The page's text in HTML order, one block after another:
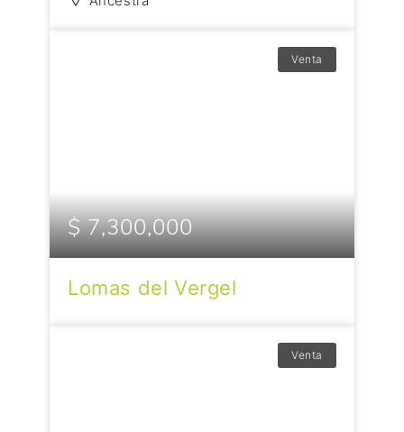
Venta
$ 7,300,000
Lomas del Vergel
Venta